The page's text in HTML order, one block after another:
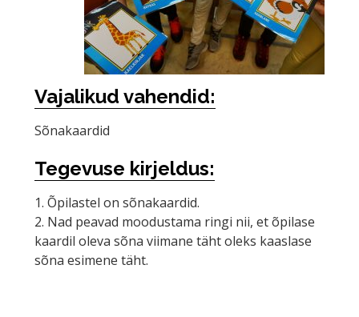
Vajalikud vahendid:
Sõnakaardid
Tegevuse kirjeldus:
1. Õpilastel on sõnakaardid.
2. Nad peavad moodustama ringi nii, et õpilase
kaardil oleva sõna viimane täht oleks kaaslase
sõna esimene täht.